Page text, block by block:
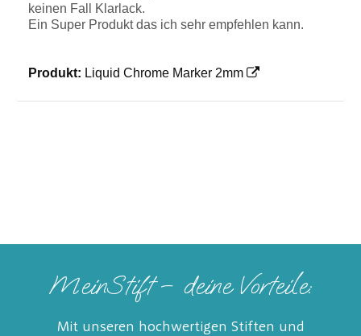
keinen Fall Klarlack.
Ein Super Produkt das ich sehr empfehlen kann.
Produkt: Liquid Chrome Marker 2mm
MeinStift – deine Vorteile:
Mit unseren hochwertigen Stiften und